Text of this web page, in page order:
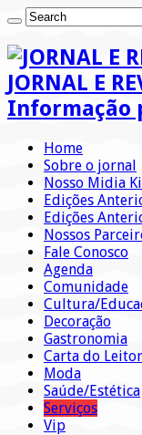
JORNAL E
Informação
Home
Sobre o jornal
Nosso Midia
Edições
Edições
Nossos
Fale Conosco
Agenda
Comunidade
Cultura/
Decoração
Gastronomia
Carta do Leitor
Moda
Saúde/Estética
Serviços
Vip